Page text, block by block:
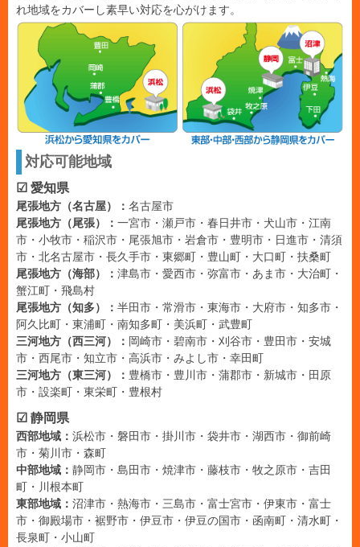
れ地域をカバーし素早い対応を心がけます。
対応可能地域
☑ 愛知県
尾張地方（名古屋）： 名古屋市
尾張地方（尾張）： 一宮市・瀬戸市・春日井市・犬山市・江南
市・小牧市・稲沢市・尾張旭市・岩倉市・豊明市・日進市・清須
市・北名古屋市・長久手市・東郷町・豊山町・大口町・扶桑町
尾張地方（海部）： 津島市・愛西市・弥富市・あま市・大治町・
蟹江町・飛島村
尾張地方（知多）： 半田市・常滑市・東海市・大府市・知多市・
阿久比町・東浦町・南知多町・美浜町・武豊町
三河地方（西三河）： 岡崎市・碧南市・刈谷市・豊田市・安城
市・西尾市・知立市・高浜市・みよし市・幸田町
三河地方（東三河）： 豊橋市・豊川市・蒲郡市・新城市・田原
市・設楽町・東栄町・豊根村
☑ 静岡県
西部地域： 浜松市・磐田市・掛川市・袋井市・湖西市・御前崎
市・菊川市・森町
中部地域： 静岡市・島田市・焼津市・藤枝市・牧之原市・吉田
町・川根本町
東部地域： 沼津市・熱海市・三島市・富士宮市・伊東市・富士
市・御殿場市・裾野市・伊豆市・伊豆の国市・函南町・清水町・
長泉町・小山町